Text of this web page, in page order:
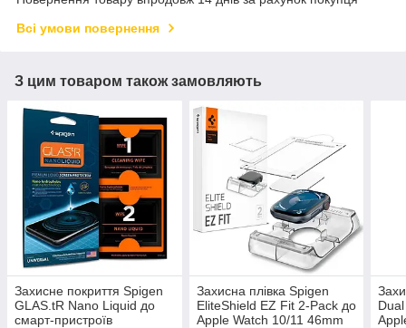
Всі умови повернення
З цим товаром також замовляють
Захисне покриття Spigen
GLAS.tR Nano Liquid до
смарт-пристроїв
Захисна плівка Spigen
EliteShield EZ Fit 2-Pack до
Apple Watch 10/11 46mm